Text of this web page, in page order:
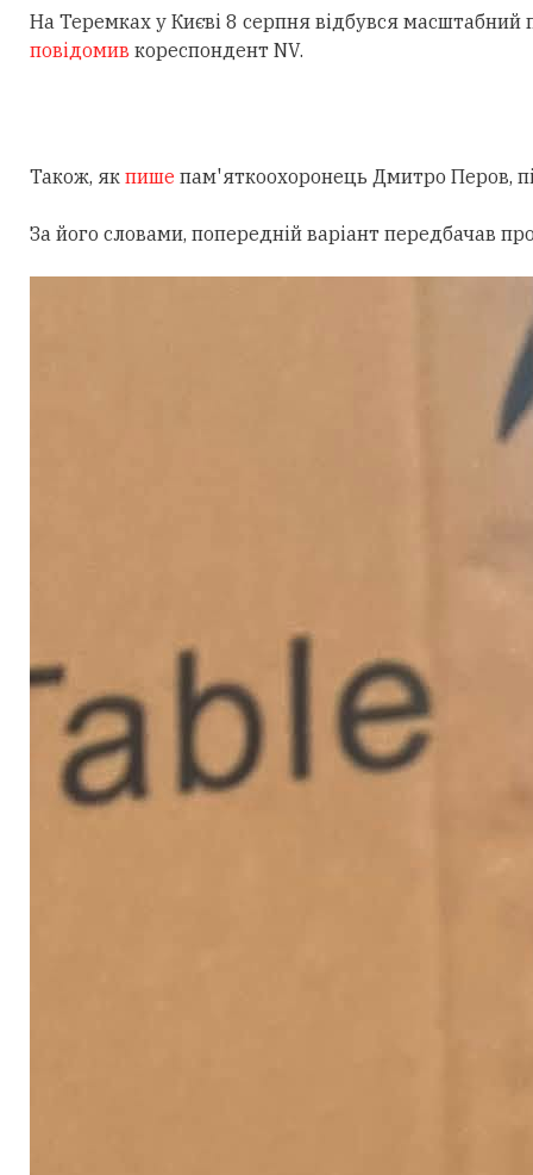
На Теремках у Києві 8 серпня відбувся масштабний
повідомив кореспондент NV.
Також, як пише пам'яткоохоронець Дмитро Перов,
За його словами, попередній варіант передбачав